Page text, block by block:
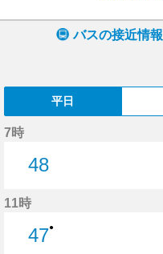
バスの接近情報
平日
7時
48
11時
47●